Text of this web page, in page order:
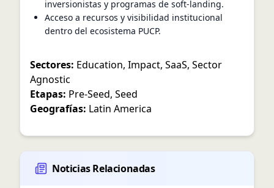
inversionistas y programas de soft-landing.
Acceso a recursos y visibilidad institucional
dentro del ecosistema PUCP.
Sectores: Education, Impact, SaaS, Sector
Agnostic
Etapas: Pre-Seed, Seed
Geografías: Latin America
Noticias Relacionadas